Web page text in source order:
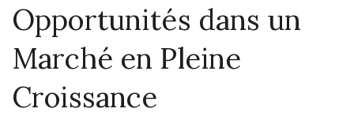
Opportunités dans un
Marché en Pleine
Croissance